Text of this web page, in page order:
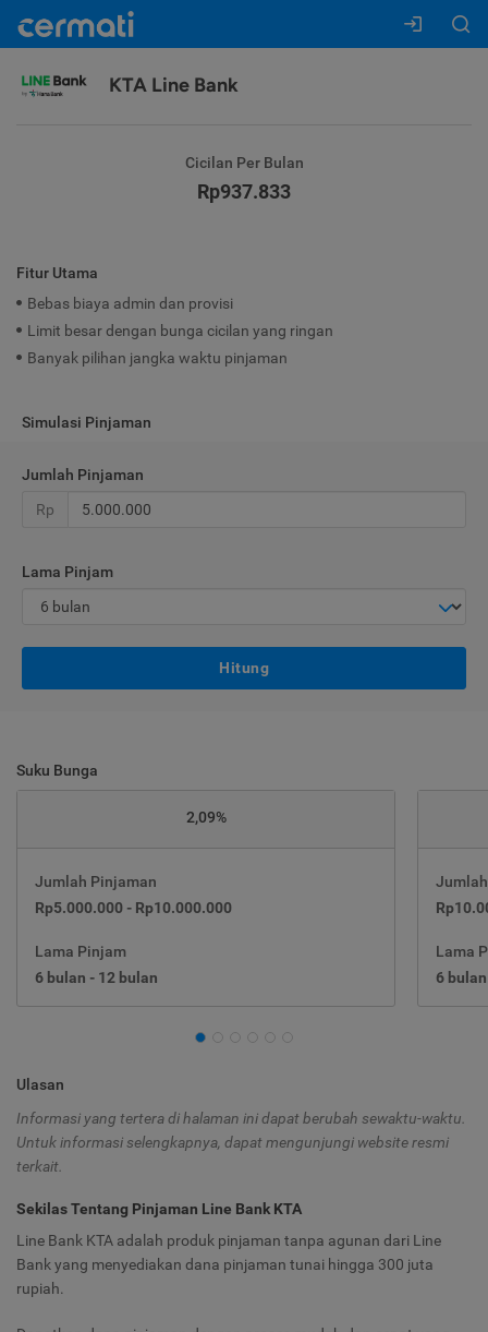
KTA Line Bank
Cicilan Per Bulan
Rp937.833
Fitur Utama
Bebas biaya admin dan provisi
Limit besar dengan bunga cicilan yang ringan
Banyak pilihan jangka waktu pinjaman
Simulasi Pinjaman
Jumlah Pinjaman
Rp
Lama Pinjam
Hitung
Suku Bunga
2,09%
Jumlah Pinjaman
Rp5.000.000 - Rp10.000.000
Lama Pinjam
6 bulan - 12 bulan
Lama
6
Ulasan
Informasi yang tertera di halaman ini dapat berubah sewaktu-waktu.
Untuk informasi selengkapnya, dapat mengunjungi website resmi
terkait.
Sekilas Tentang Pinjaman Line Bank KTA
Line Bank KTA adalah produk pinjaman tanpa agunan dari Line
Bank yang menyediakan dana pinjaman tunai hingga 300 juta
rupiah.